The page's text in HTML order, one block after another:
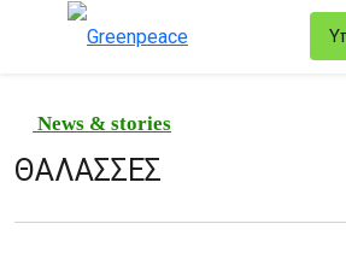
News & stories
ΘΑΛΑΣΣΕΣ